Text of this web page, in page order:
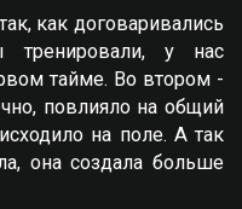
как договаривались
у нас
тайме. Во втором -
повлияло на общий
на поле. А так
она создала больше